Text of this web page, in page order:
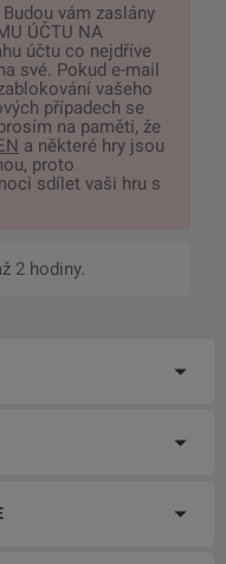
vám zaslány
ÚČTU NA
účtu co nejdříve
své. Pokud e-mail
vašeho
případech se
na paměti, že
a některé hry jsou
proto
sdílet vaši hru s
2 hodiny.